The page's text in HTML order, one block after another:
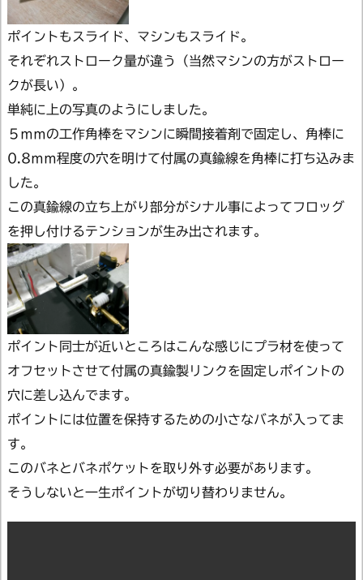
ポイントもスライド、マシンもスライド。
それぞれストローク量が違う（当然マシンの方がストロー
クが長い）。
単純に上の写真のようにしました。
５ｍｍの工作角棒をマシンに瞬間接着剤で固定し、角棒に
0.8ｍｍ程度の穴を明けて付属の真鍮線を角棒に打ち込みま
した。
この真鍮線の立ち上がり部分がシナル事によってフロッグ
を押し付けるテンションが生み出されます。
ポイント同士が近いところはこんな感じにプラ材を使って
オフセットさせて付属の真鍮製リンクを固定しポイントの
穴に差し込んでます。
ポイントには位置を保持するための小さなバネが入ってま
す。
このバネとバネポケットを取り外す必要があります。
そうしないと一生ポイントが切り替わりません。